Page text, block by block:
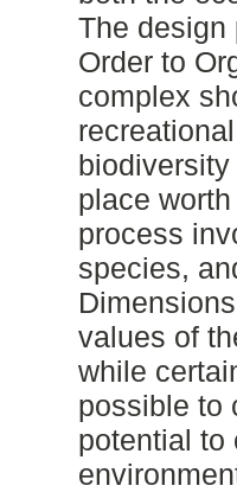
The design
Order to
complex
place
process
species,
values of
while
possible to
potential to